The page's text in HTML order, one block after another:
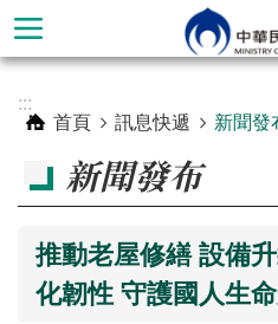
跳到主要內容區塊
階
:::
首頁
訊息快遞 新聞發
新聞發布
推動老屋修繕 設備
化韌性 守護國人生